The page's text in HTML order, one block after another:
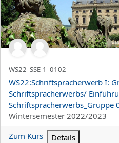
Kurzer Kursname
WS22_SSE-1_0102
Kursname
WS22:Schriftspracherwerb I:
Schriftspracherwerbs/
Schriftspracherwerbs_Gruppe
Kursbereich
Wintersemester 2022/2023
Zum Kurs
Details